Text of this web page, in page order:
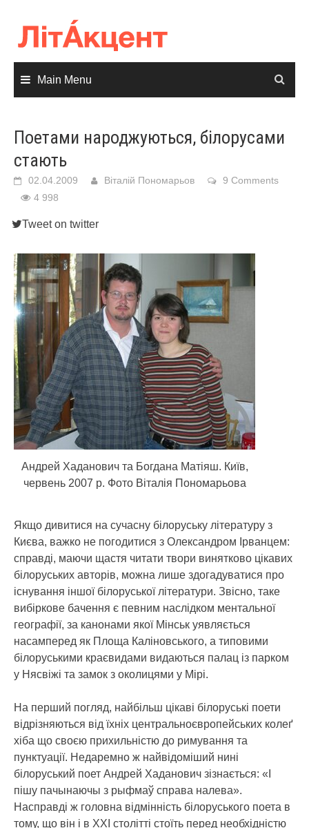
content
Main Menu
Поетами народжуються, білорусами
стають
02.04.2009 Віталій Пономарьов
9 Comments
4 998
Tweet on twitter
Андрей Хаданович та Богдана Матіяш. Київ,
червень 2007 р. Фото Віталія Пономарьова
Якщо дивитися на сучасну білоруську літературу з
Києва, важко не погодитися з Олександром Ірванцем:
справді, маючи щастя читати твори винятково цікавих
білоруських авторів, можна лише здогадуватися про
існування іншої білоруської літератури. Звісно, таке
вибіркове бачення є певним наслідком ментальної
географії, за канонами якої Мінськ уявляється
насамперед як Площа Каліновського, а типовими
білоруськими краєвидами видаються палац із парком
у Нясвіжі та замок з околицями у Мірі.
На перший погляд, найбільш цікаві білоруські поети
відрізняються від їхніх центральноєвропейських колеґ
хіба що своєю прихильністю до римування та
пунктуації. Недаремно ж найвідоміший нині
білоруський поет Андрей Хаданович зізнається: «І
пішу пачынаючы з рыфмаў справа налева».
Насправді ж головна відмінність білоруського поета в
тому, що він і в ХХІ столітті стоїть перед необхідністю